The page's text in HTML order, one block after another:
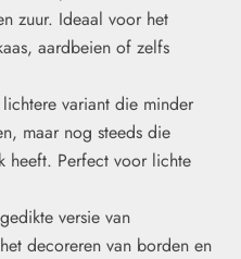
zuur. Ideaal voor het
aardbeien of zelfs
variant die minder
maar nog steeds die
heeft. Perfect voor lichte
versie van
decoreren van borden en